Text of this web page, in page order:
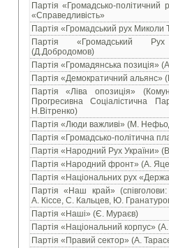
Партія «Громадсько-
«Справедливість»
Партія «Громадський рух Миколи
Партія «Громадський
(Д.Добродомов)
Партія «Громадянська позиція»
Партія «Демократичний альянс»
Партія «Ліва опозиція»
Прогресивна Соціалістична
Н.Вітренко)
Партія «Люди важливі» (М.
Партія «Громадсько-політична
Партія «Народний Рух України»
Партія «Народний фронт» (А.
Партія «Національних рух
Партія «Наш край»
А. Кіссе, С. Кальцев, Ю.
Партія «Наші» (Є. Мураєв)
Партія «Національний корпус»
Партія «Правий сектор» (А.